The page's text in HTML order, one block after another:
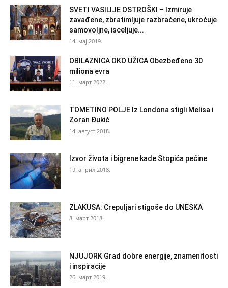
SVETI VASILIJE OSTROŠKI – Izmiruje
zavađene, zbratimljuje razbraćene, ukroćuje
samovoljne, isceljuje...
14. мај 2019.
OBILAZNICA OKO UŽICA Obezbeđeno 30
miliona evra
11. март 2022.
TOMETINO POLJE Iz Londona stigli Melisa i
Zoran Đukić
14. август 2018.
Izvor života i bigrene kade Stopića pećine
19. април 2018.
ZLAKUSA: Crepuljari stigoše do UNESKA
8. март 2018.
NJUJORK Grad dobre energije, znamenitosti
i inspiracije
26. март 2019.